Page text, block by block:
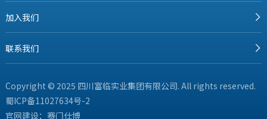
加入我们
联系我们
Copyright © 2025 四川富临实业集团有限公司. All rights reserved.
蜀ICP备11027634号-2
官网建设： 赛门仕博